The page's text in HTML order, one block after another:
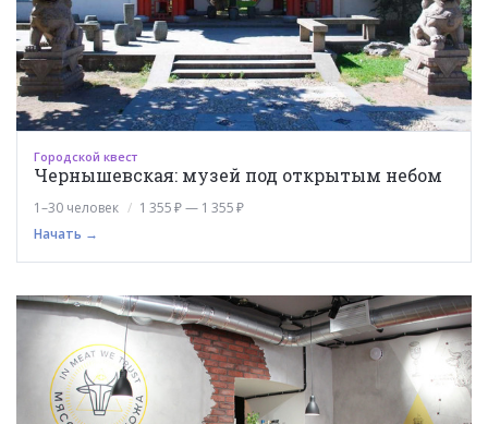
Городской квест
Чернышевская: музей под открытым небом
1–30 человек
1 355 ₽ — 1 355 ₽
Начать →